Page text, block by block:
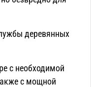
деревянных
с необходимой
с мощной